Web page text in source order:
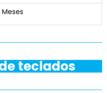
Meses
teclados